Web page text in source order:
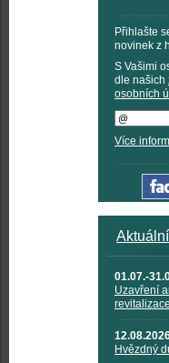
Přihlašte
novinek z
S Vašimi
dle našich
osobních
Více
01.07.-
Uzavření
revitalizace
Hvězdný